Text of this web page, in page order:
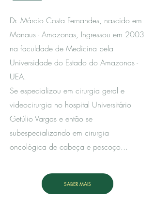
Dr. Márcio Costa Fernandes, nascido em
Manaus - Amazonas, Ingressou em 2003
na faculdade de Medicina pela
Universidade do Estado do Amazonas -
UEA.
Se especializou em cirurgia geral e
videocirurgia no hospital Universitário
Getúlio Vargas e então se
subespecializando em cirurgia
oncológica de cabeça e pescoço...
SABER MAIS